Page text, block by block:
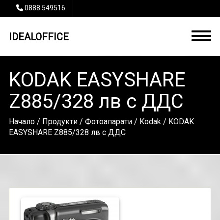
0888 549516
IDEALOFFICE
KODAK EASYSHARE
Z885/328 лв с ДДС
Начало/ Продукти/ Фотоапарати/ Kodak/ KODAK
EASYSHARE Z885/328 лв с ДДС